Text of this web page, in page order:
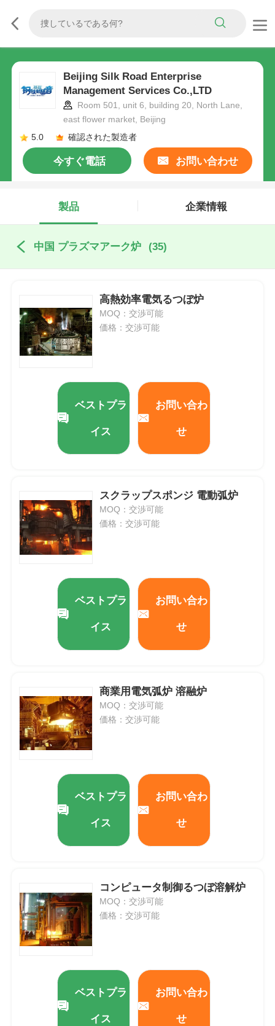
Beijing Silk Road Enterprise
Management Services Co.,LTD
Room 501, unit 6, building 20, North Lane,
east flower market, Beijing
5.0
確認された製造者
今すぐ電話 お問い合わせ
製品 企業情報
中国 プラズマアーク炉 (35)
高熱効率電気るつぼ炉
MOQ：交渉可能
価格：交渉可能
ベストプラ
イス
お問い合わ
せ
スクラップスポンジ 電動弧炉
MOQ：交渉可能
価格：交渉可能
ベストプラ
イス
お問い合わ
せ
商業用電気弧炉 溶融炉
MOQ：交渉可能
価格：交渉可能
ベストプラ
イス
お問い合わ
せ
コンピュータ制御るつぼ溶解炉
MOQ：交渉可能
価格：交渉可能
ベストプラ
イス
お問い合わ
せ